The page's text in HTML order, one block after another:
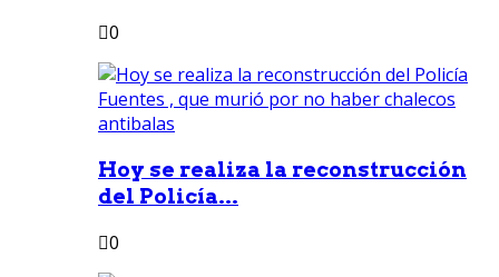
0
Hoy se realiza la reconstrucción
del Policía...
0